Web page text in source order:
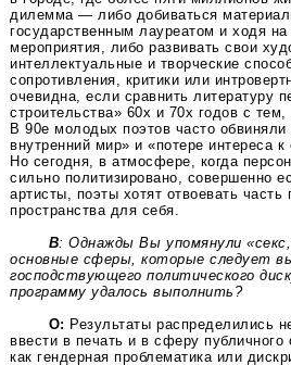
дилемма — либо добиваться
государственным лауреатом и ходя
мероприятия, либо развивать свои
интеллектуальные и творческие
сопротивления, критики или
очевидна, если сравнить литературу
строительства» 60х и 70х годов с
В 90е молодых поэтов часто
внутренний мир» и «потере интереса
Но сегодня, в атмосфере, когда
сильно политизировано, совершенно
артисты, поэты хотят отвоевать часть
пространства для себя.
В: Однажды Вы упомянули
основные сферы, которые следует
господствующего политического
программу удалось выполнить?
О: Результаты распределились
ввести в печать и в сферу
как гендерная проблематика или